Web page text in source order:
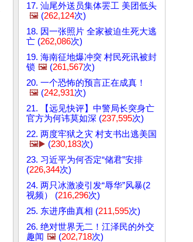
17. 汕尾外送员集体罢工 美团低头
🖼️ (262,124次)
18. 因一张照片 全家被迫生死大逃
亡 (262,086次)
19. 海南征地爆冲突 村民死讯被封
锁 🖼️ (261,567次)
20. 一个恐怖的预言正在成真！
🖼️ (242,931次)
21. 【远见快评】中警局长突身亡
官方为何讳莫如深 (237,595次)
22. 两度牢狱之灾 村支书出逃美国
🖼️▶️ (230,183次)
23. 习近平为何否定“储君”安排
(226,344次)
24. 两只冰激凌引发“辱华”风暴(2
视频） (216,296次)
25. 东进序曲真相 (211,595次)
26. 绝对世界无二！江泽民的外交
趣闻 🖼️ (202,718次)